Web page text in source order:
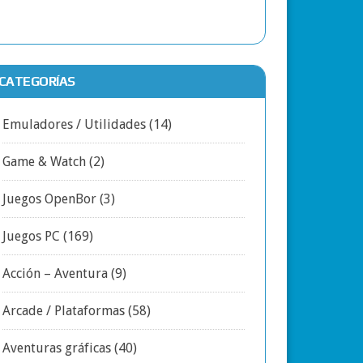
Emuladores / Utilidades(14)
Game & Watch(2)
Juegos OpenBor(3)
Juegos PC (169)
Acción – Aventura(9)
Arcade / Plataformas(58)
Aventuras gráficas(40)